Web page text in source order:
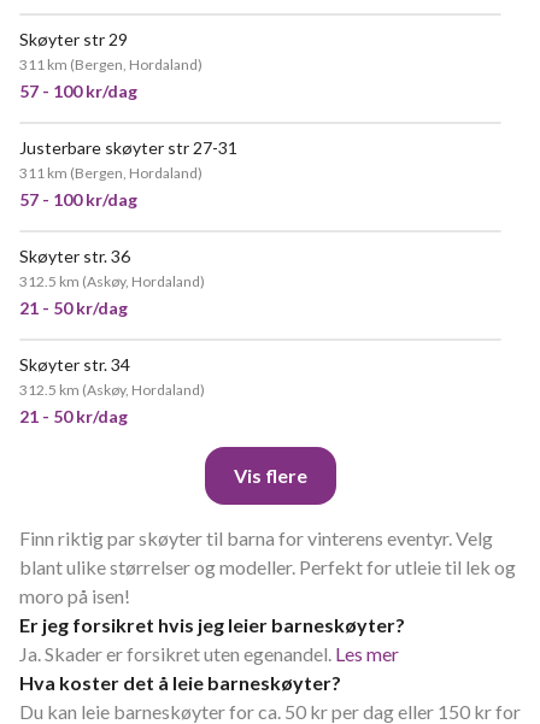
Skøyter str 29
311 km (Bergen, Hordaland)
57 - 100 kr/dag
Justerbare skøyter str 27-31
311 km (Bergen, Hordaland)
57 - 100 kr/dag
Skøyter str. 36
312.5 km (Askøy, Hordaland)
21 - 50 kr/dag
Skøyter str. 34
312.5 km (Askøy, Hordaland)
21 - 50 kr/dag
Vis flere
Finn riktig par skøyter til barna for vinterens eventyr. Velg
blant ulike størrelser og modeller. Perfekt for utleie til lek og
moro på isen!
Er jeg forsikret hvis jeg leier barneskøyter?
Ja. Skader er forsikret uten egenandel. Les mer
Hva koster det å leie barneskøyter?
Du kan leie barneskøyter for ca. 50 kr per dag eller 150 kr for